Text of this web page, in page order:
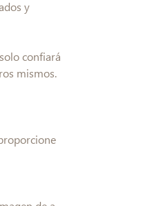
y
confiará
mismos.